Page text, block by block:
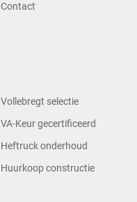
Contact
Vollebregt selectie
VA-Keur gecertificeerd
Heftruck onderhoud
Huurkoop constructie